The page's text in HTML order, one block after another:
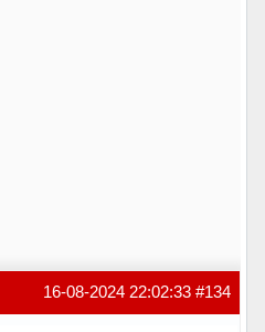
#134
16-08-2024 22:02:33